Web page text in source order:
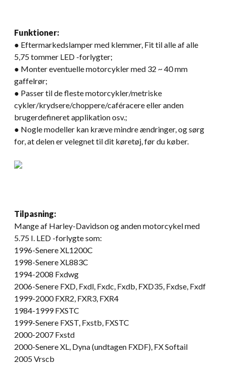
Funktioner:
● Eftermarkedslamper med klemmer, Fit til alle af alle
5,75 tommer LED -forlygter;
● Monter eventuelle motorcykler med 32 ~ 40 mm
gaffelrør;
● Passer til de fleste motorcykler/metriske
cykler/krydsere/choppere/caféracere eller anden
brugerdefineret applikation osv.;
● Nogle modeller kan kræve mindre ændringer, og sørg
for, at delen er velegnet til dit køretøj, før du køber.
Tilpasning:
Mange af Harley-Davidson og anden motorcykel med
5.75 I. LED -forlygte som:
1996-Senere XL1200C
1998-Senere XL883C
1994-2008 Fxdwg
2006-Senere FXD, Fxdl, Fxdc, Fxdb, FXD35, Fxdse, Fxdf
1999-2000 FXR2, FXR3, FXR4
1984-1999 FXSTC
1999-Senere FXST, Fxstb, FXSTC
2000-2007 Fxstd
2000-Senere XL, Dyna (undtagen FXDF), FX Softail
2005 Vrscb